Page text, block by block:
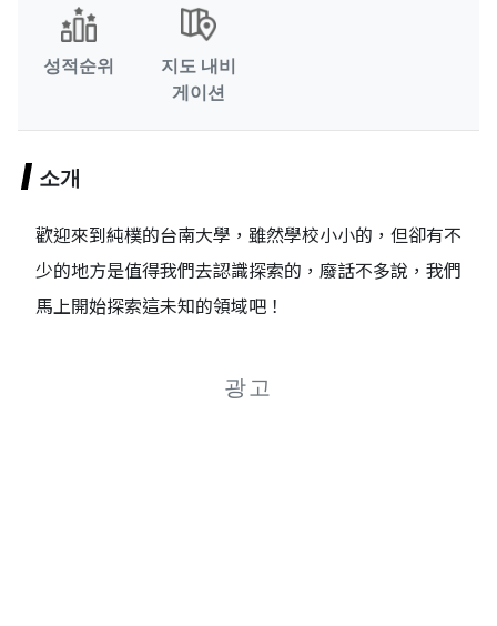
성적순위
지도 내비
게이션
소개
歡迎來到純樸的台南大學，雖然學校小小的，但卻有不
少的地方是值得我們去認識探索的，廢話不多說，我們
馬上開始探索這未知的領域吧！
광고